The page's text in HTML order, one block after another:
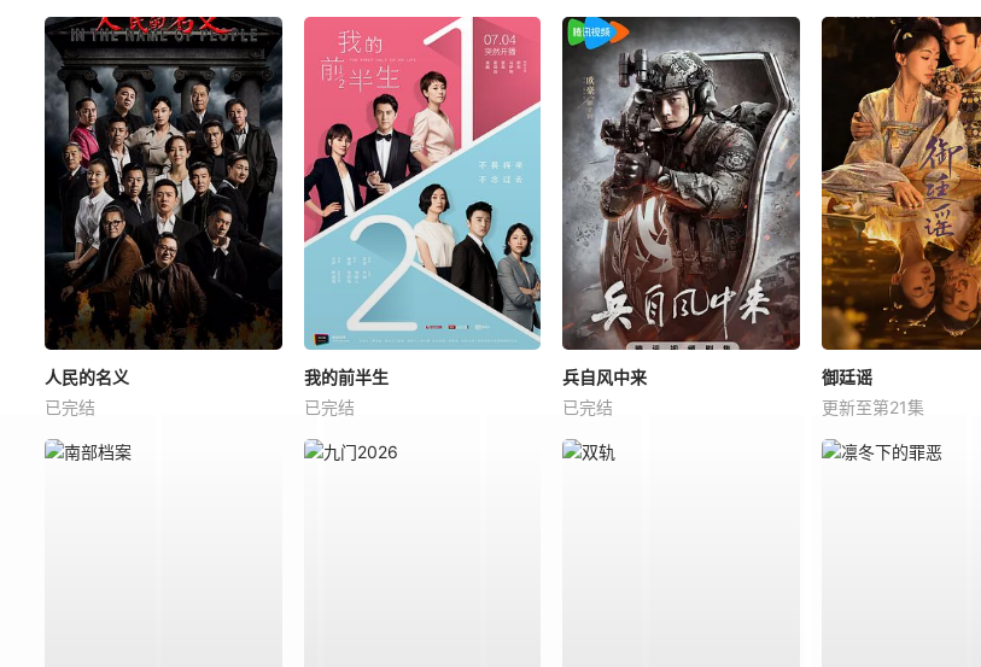
人民的名义
已完结
我的前半生
已完结
兵自风中来
已完结
御廷谣
更新至第21集